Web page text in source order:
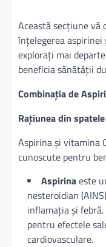
Această secțiune vă
înțelegerea
explorați mai
beneficia sănătății
Combinația de
Rațiunea din
Aspirina și vitamina
cunoscute pentru
Aspirinaeste
nesteroidian
inflamația și
pentru efectele
cardiovasculare.